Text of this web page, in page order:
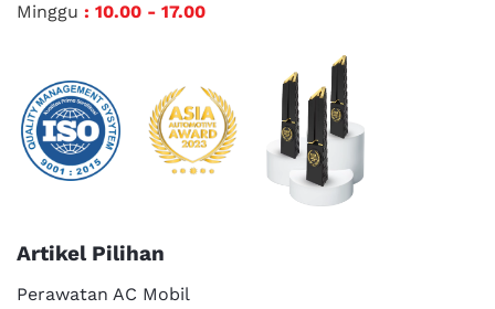
Minggu : 10.00 - 17.00
Artikel Pilihan
Perawatan AC Mobil